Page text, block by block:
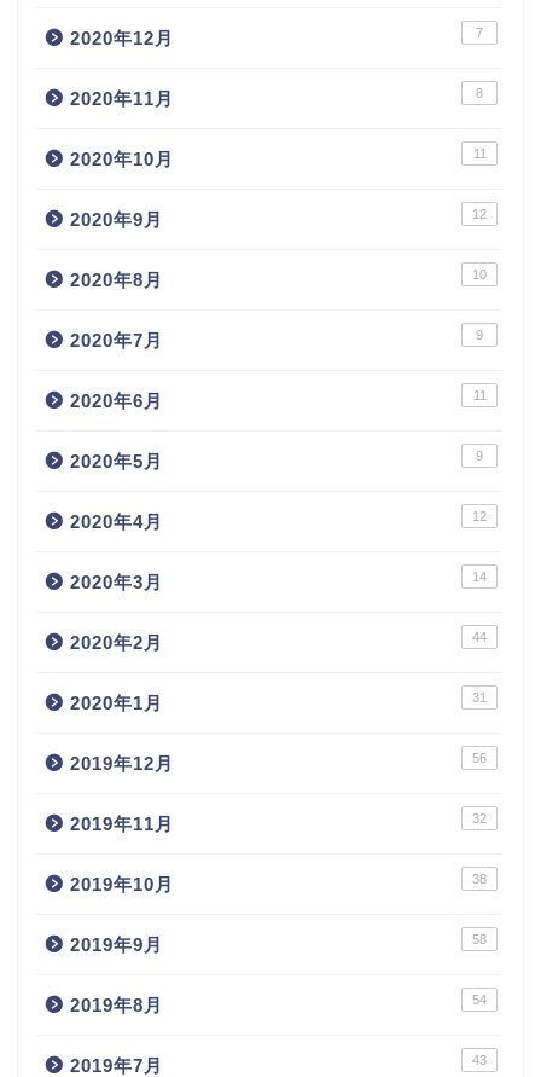
2020年12月 7
2020年11月 8
2020年10月 11
2020年9月 12
2020年8月 10
2020年7月 9
2020年6月 11
2020年5月 9
2020年4月 12
2020年3月 14
2020年2月 44
2020年1月 31
2019年12月 56
2019年11月 32
2019年10月 38
2019年9月 58
2019年8月 54
2019年7月 43